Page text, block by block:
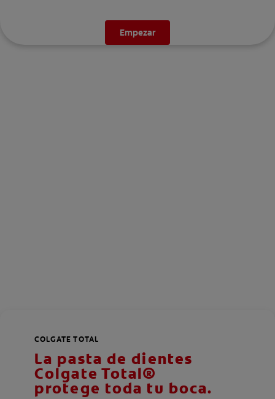
Empezar
COLGATE TOTAL
La pasta de dientes
Colgate Total®
protege toda tu boca.